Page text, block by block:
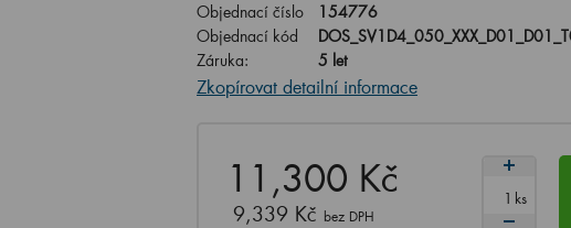
Objednací číslo
154776
Objednací kód
Záruka:
5 let
Zkopírovat detailní informace
11,300 Kč
9,339 Kč bez DPH
ks